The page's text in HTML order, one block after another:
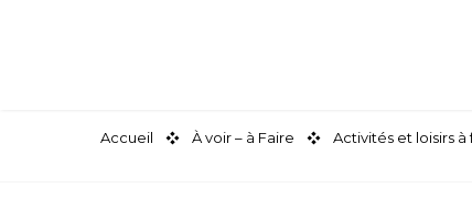
Accueil À voir – à Faire Activités et loisirs